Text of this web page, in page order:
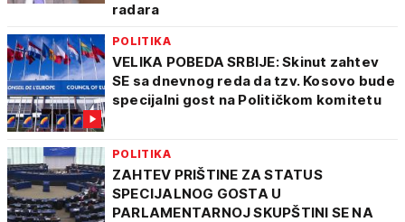
radara
POLITIKA
VELIKA POBEDA SRBIJE: Skinut zahtev
SE sa dnevnog reda da tzv. Kosovo bude
specijalni gost na Političkom komitetu
POLITIKA
ZAHTEV PRIŠTINE ZA STATUS
SPECIJALNOG GOSTA U
PARLAMENTARNOJ SKUPŠTINI SE NA